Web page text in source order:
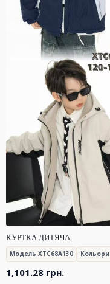
КУРТКА ДИТЯЧА
Модель XTC68A130
1,101.28 грн.